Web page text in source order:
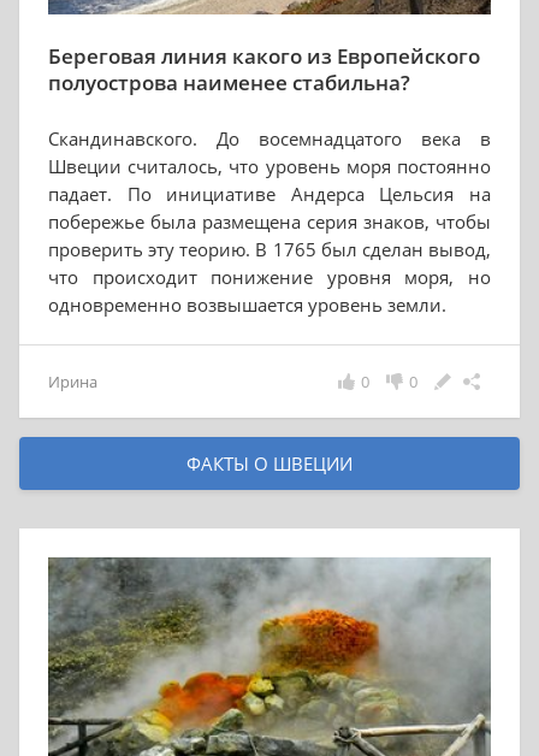
Береговая линия какого из Европейского
полуострова наименее стабильна?
Скандинавского. До восемнадцатого века в
Швеции считалось, что уровень моря постоянно
падает. По инициативе Андерса Цельсия на
побережье была размещена серия знаков, чтобы
проверить эту теорию. В 1765 был сделан вывод,
что происходит понижение уровня моря, но
одновременно возвышается уровень земли.
Ирина 0
0
ФАКТЫ О ШВЕЦИИ